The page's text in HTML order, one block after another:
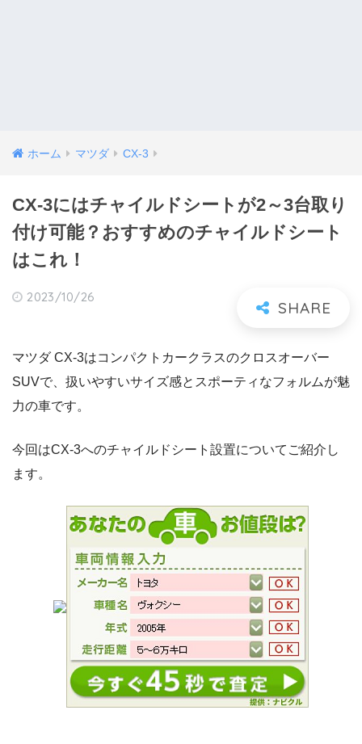
ホーム マツダ CX-3
CX-3にはチャイルドシートが2～3台取り
付け可能？おすすめのチャイルドシート
はこれ！
2023/10/26
マツダ CX-3はコンパクトカークラスのクロスオーバー
SUVで、扱いやすいサイズ感とスポーティなフォルムが魅
力の車です。
今回はCX-3へのチャイルドシート設置についてご紹介し
ます。